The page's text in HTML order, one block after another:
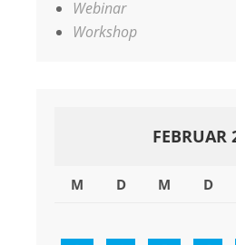
Webinar
Workshop
FEBRUAR
M D M D